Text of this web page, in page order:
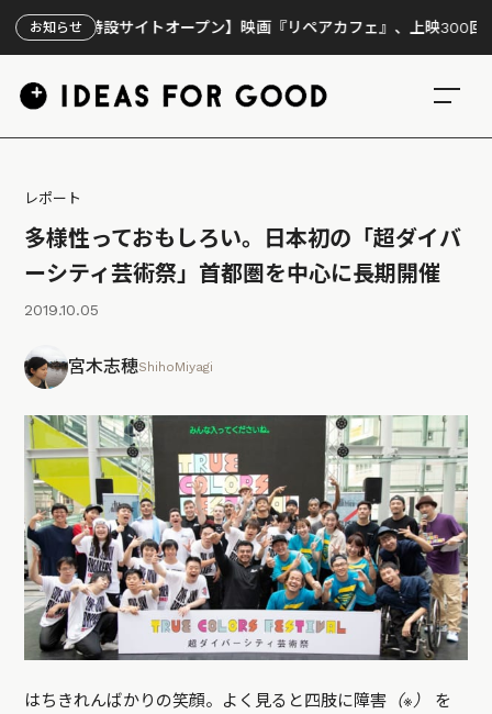
お知らせ
サイトオープン】映画『リペアカフェ』、上映300回の先で見えてき
レポート
多様性っておもしろい。日本初の「超ダイバ
ーシティ芸術祭」首都圏を中心に長期開催
2019.10.05
宮木志穂ShihoMiyagi
はちきれんばかりの笑顔。よく見ると四肢に障害 （※）
を